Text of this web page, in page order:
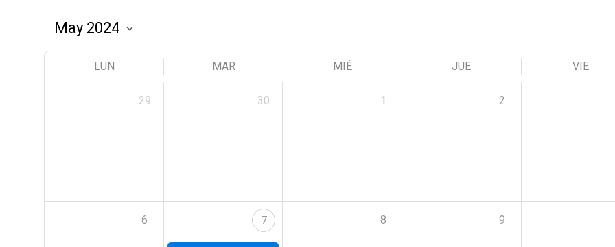
LUN MAR MIÉ JUE VIE
29 30 1 2
6 7 8 9